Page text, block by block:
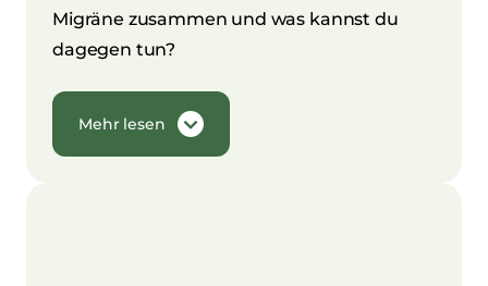
Migräne zusammen und was kannst du
dagegen tun?
Mehr lesen